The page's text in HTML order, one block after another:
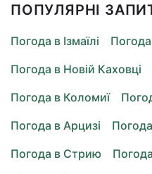
ПОПУЛЯРНІ
Погода в Ізмаїлі
Погода в Новій Каховці
Погода в Коломиї
Погода в Арцизі
Погода в Стрию